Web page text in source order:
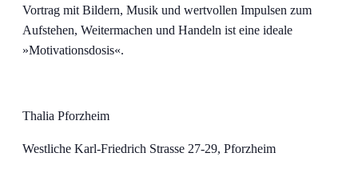
Vortrag mit Bildern, Musik und wertvollen Impulsen zum
Aufstehen, Weitermachen und Handeln ist eine ideale
»Motivationsdosis«.
Thalia Pforzheim
Westliche Karl-Friedrich Strasse 27-29, Pforzheim